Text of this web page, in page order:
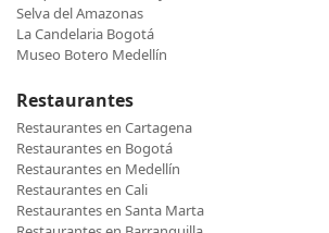
Selva del Amazonas
La Candelaria Bogotá
Museo Botero Medellín
Restaurantes
Restaurantes en Cartagena
Restaurantes en Bogotá
Restaurantes en Medellín
Restaurantes en Cali
Restaurantes en Santa Marta